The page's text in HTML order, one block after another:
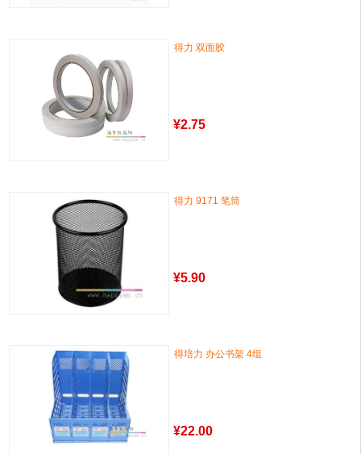
得力 双面胶
¥2.75
得力 9171 笔筒
¥5.90
得培力 办公书架 4组
¥22.00